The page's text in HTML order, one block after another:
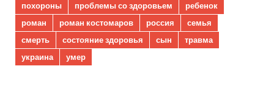
похороны
проблемы со здоровьем
ребенок
роман
роман костомаров россия
семья
смерть
состояние здоровья сын
травма
украина
умер